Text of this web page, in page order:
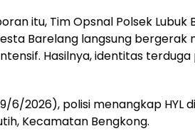
itu, Tim Opsnal Polsek Lubuk
Barelang langsung bergerak
Hasilnya, identitas
6/2026), polisi menangkap HYL
Kecamatan Bengkong.